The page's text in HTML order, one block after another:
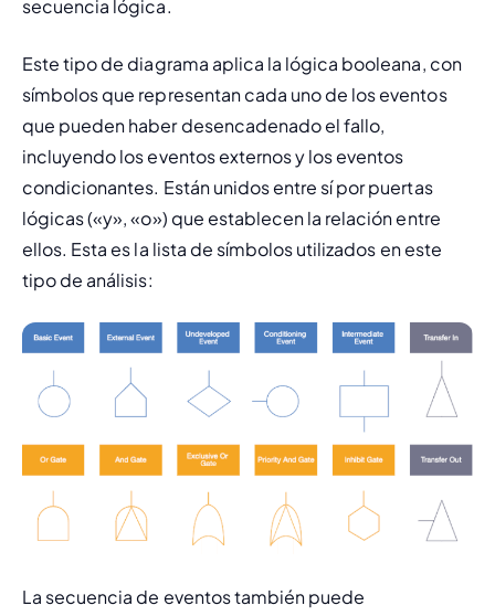
secuencia lógica.
Este tipo de diagrama aplica la lógica booleana, con
símbolos que representan cada uno de los eventos
que pueden haber desencadenado el fallo,
incluyendo los eventos externos y los eventos
condicionantes. Están unidos entre sí por puertas
lógicas («y», «o») que establecen la relación entre
ellos. Esta es la lista de símbolos utilizados en este
tipo de análisis:
La secuencia de eventos también puede